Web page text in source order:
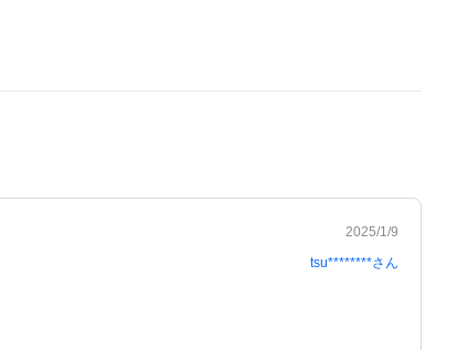
2025/1/9
tsu********さん